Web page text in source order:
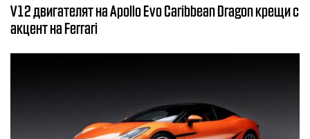
V12 двигателят на Apollo Evo Caribbean Dragon крещи с
акцент на Ferrari